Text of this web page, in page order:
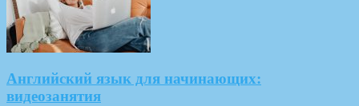
Английский язык для начинающих:
видеозанятия